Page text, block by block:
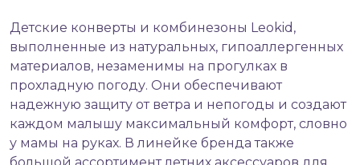
Детские конверты и комбинезоны Leokid,
выполненные из натуральных, гипоаллергенных
материалов, незаменимы на прогулках в
прохладную погоду. Они обеспечивают
надежную защиту от ветра и непогоды и создают
каждом малышу максимальный комфорт, словно
у мамы на руках. В линейке бренда также